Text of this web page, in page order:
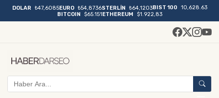
DOLAR ₺47,6085EURO ₺54,8736STERLİN ₺64,1203BIST 100
10,628.63
BITCOIN
$65.151ETHEREUM $1.922,83